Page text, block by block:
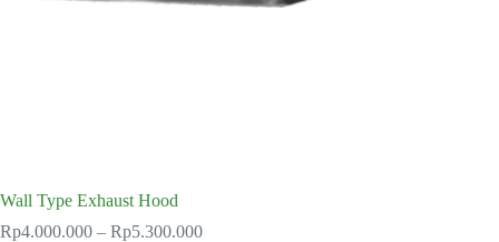
Wall Type Exhaust Hood
Rp4.000.000 – Rp5.300.000Price